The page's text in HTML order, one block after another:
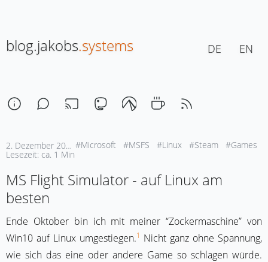
blog.jakobs.systems DE EN
#Microsoft #MSFS #Linux #Steam #Games
2. Dezember 2025, 17:30
Lesezeit: ca. 1 Min
MS Flight Simulator - auf Linux am
besten
Ende Oktober bin ich mit meiner “Zockermaschine” von
Win10 auf Linux umgestiegen.1 Nicht ganz ohne Spannung,
wie sich das eine oder andere Game so schlagen würde.